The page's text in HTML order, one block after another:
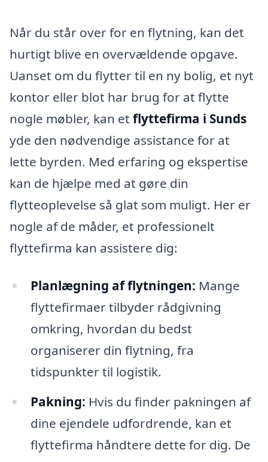
Når du står over for en flytning, kan det
hurtigt blive en overvældende opgave.
Uanset om du flytter til en ny bolig, et nyt
kontor eller blot har brug for at flytte
nogle møbler, kan et flyttefirma i Sunds
yde den nødvendige assistance for at
lette byrden. Med erfaring og ekspertise
kan de hjælpe med at gøre din
flytteoplevelse så glat som muligt. Her er
nogle af de måder, et professionelt
flyttefirma kan assistere dig:
Planlægning af flytningen: Mange
flyttefirmaer tilbyder rådgivning
omkring, hvordan du bedst
organiserer din flytning, fra
tidspunkter til logistik.
Pakning: Hvis du finder pakningen af
dine ejendele udfordrende, kan et
flyttefirma håndtere dette for dig. De